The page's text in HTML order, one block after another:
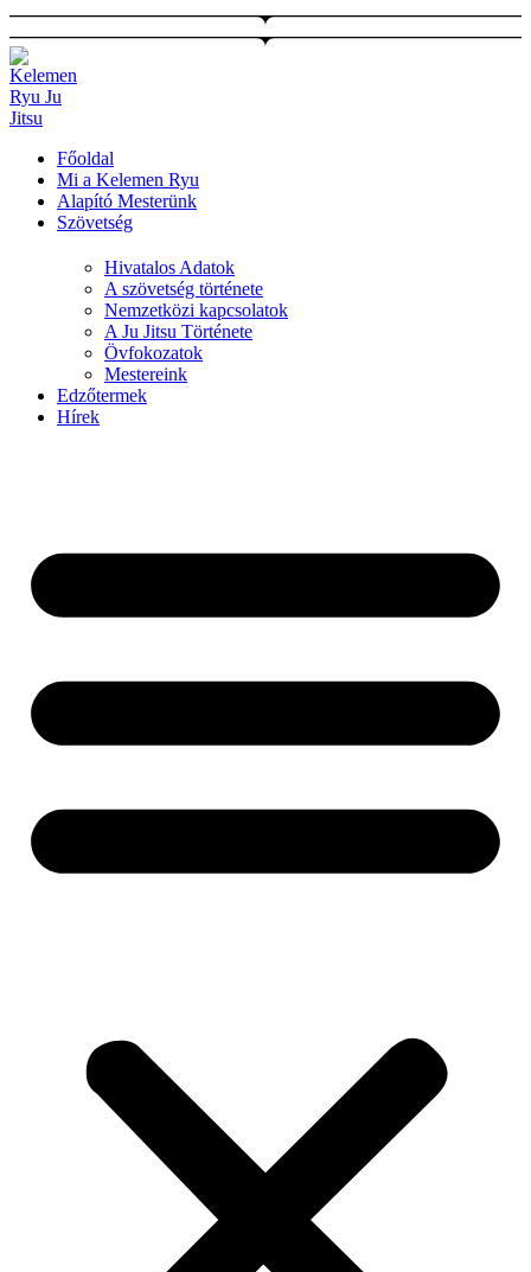
Ugrás
a
tartalomhoz
Főoldal
Mi a Kelemen Ryu
Alapító Mesterünk
Szövetség
Hivatalos Adatok
A szövetség története
Nemzetközi kapcsolatok
A Ju Jitsu Története
Övfokozatok
Mestereink
Edzőtermek
Hírek